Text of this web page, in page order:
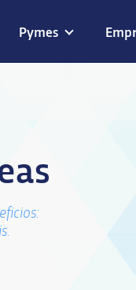
Pymes